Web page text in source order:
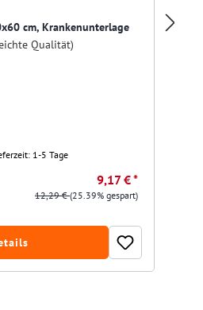
cm, Krankenunterlage
Qualität)
1-5 Tage
9,17 € *
12,29 €(25.39% gespart)